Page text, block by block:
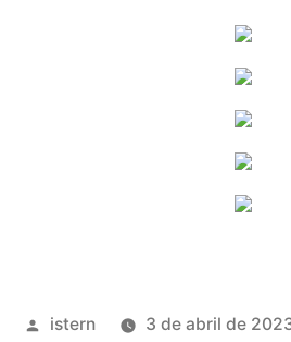
Publicado
istern
3 de abril de